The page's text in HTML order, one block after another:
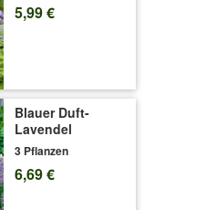
5,99 €
Blauer Duft-
Lavendel
3 Pflanzen
6,69 €